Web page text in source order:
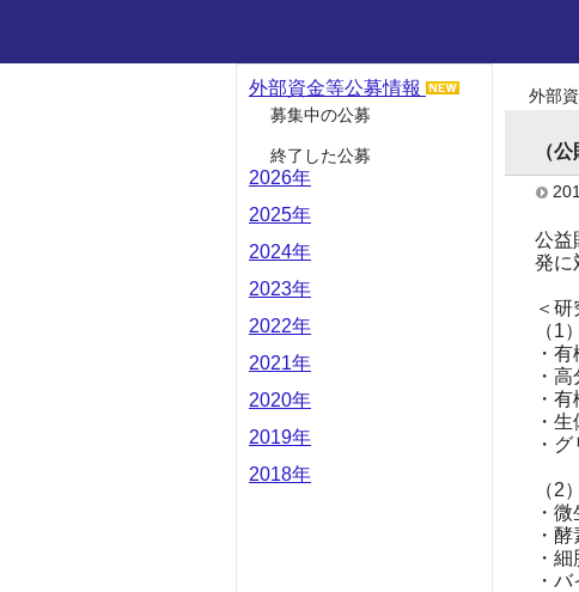
外部資金等公募情報
募集中の公募
終了した公募
2026年
2025年
2024年
2023年
2022年
2021年
2020年
2019年
2018年
外部
（
公益
発に
＜
（1
・
・
・
・
・
（2
・
・
・
・